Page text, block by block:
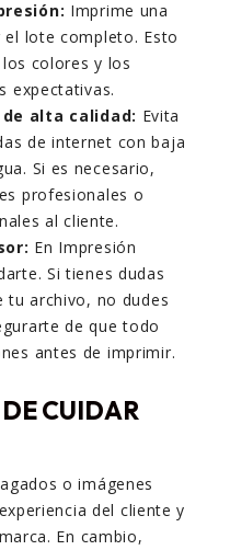
Imprime una
lote completo. Esto
colores y los
expectativas.
alta calidad: Evita
de internet con baja
Si es necesario,
profesionales o
al cliente.
En Impresión
Si tienes dudas
tu archivo, no dudes
de que todo
antes de imprimir.
CUIDAR
o imágenes
del cliente y
En cambio,